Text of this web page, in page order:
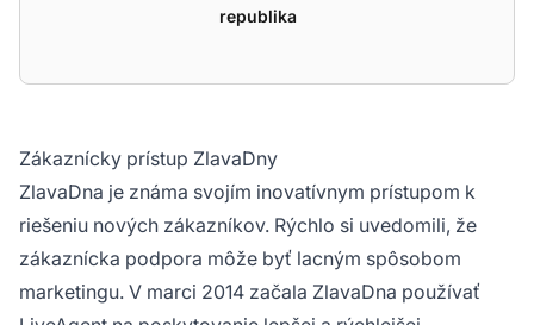
republika
Zákaznícky prístup ZlavaDny
ZlavaDna je známa svojím inovatívnym prístupom k
riešeniu nových zákazníkov. Rýchlo si uvedomili, že
zákaznícka podpora môže byť lacným spôsobom
marketingu. V marci 2014 začala ZlavaDna používať